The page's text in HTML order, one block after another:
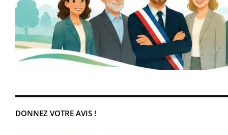
DONNEZ VOTRE AVIS !